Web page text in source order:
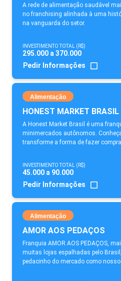
A rede de alimentação saudável
no franchising alinhada à uma
na vanguarda do setor.
INVESTIMENTO TOTAL (R$)
295.000 a 370.000
Pedir Informações
Alimentação
HONEST MARKET BRASIL
A Honest Market Brasil é uma
minimercados autônomos.
transforme a forma de fazer
INVESTIMENTO TOTAL (R$)
45.000 a 90.000
Pedir Informações
Alimentação
AMOR AOS PEDAÇOS
Franquia AMOR AOS PEDAÇOS,
muitas lojas espalhadas pelo
pedacinho do mercado como